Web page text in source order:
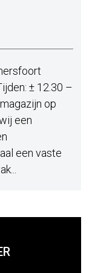
± 12.30 –
op
een
een vaste